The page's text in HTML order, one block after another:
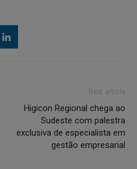
Next article
Higicon Regional chega ao
Sudeste com palestra
exclusiva de especialista em
gestão empresarial